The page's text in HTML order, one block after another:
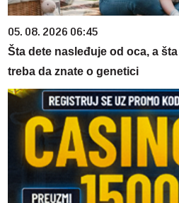
05. 08. 2026 06:45
Šta dete nasleđuje od oca, a
treba da znate o genetici